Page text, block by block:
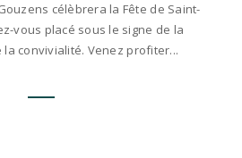
célèbrera la Fête de Saint-
vous placé sous le signe de la
convivialité. Venez profiter...